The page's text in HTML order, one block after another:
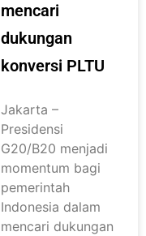
mencari
dukungan
konversi PLTU
Jakarta –
Presidensi
G20/B20 menjadi
momentum bagi
pemerintah
Indonesia dalam
mencari dukungan